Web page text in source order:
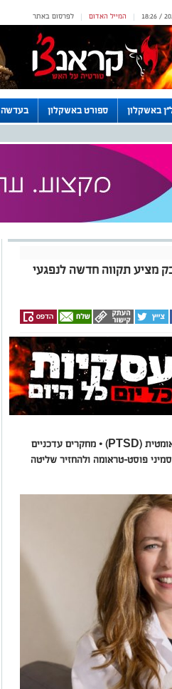
לפרסום באתר | המייל האדום |
באשקלון ספורט באשקלון בעדשה
מציע תקווה חדשה לנפגעי
חודש יוני הוא חודש המודעות להפרעת דחק פוסט טראומטית (PTSD) • מחקרים עדכניים
פוסט-טראומה ולהחזיר שליטה